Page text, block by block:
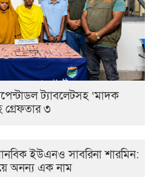
ট্যাবলেটসহ ‘মাদক
গ্রেফতার ৩
ইউএনও সাবরিনা শারমিন:
অনন্য এক নাম